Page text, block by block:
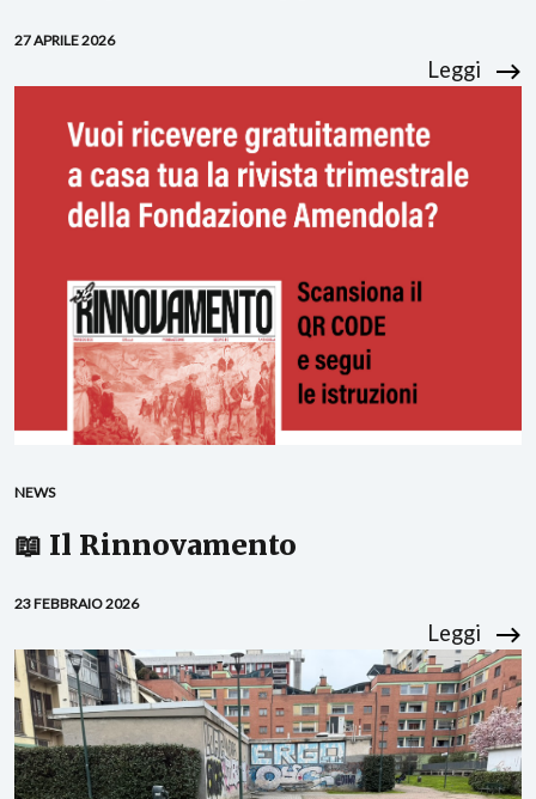
27 APRILE 2026
Leggi
NEWS
📖 Il Rinnovamento
23 FEBBRAIO 2026
Leggi